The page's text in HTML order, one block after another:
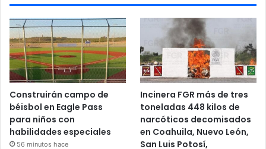
Construirán campo de
béisbol en Eagle Pass
para niños con
habilidades especiales
56 minutos hace
Incinera FGR más de tres
toneladas 448 kilos de
narcóticos decomisados
en Coahuila, Nuevo León,
San Luis Potosí,